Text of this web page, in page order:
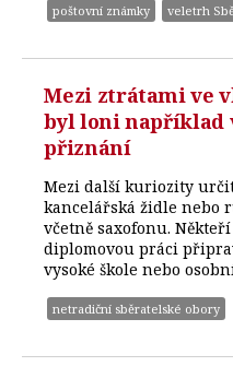
poštovní známky
veletrh
Mezi ztrátami ve
byl loni například
přiznání
Mezi další kuriozity
kancelářská židle nebo
včetně saxofonu.
diplomovou práci
vysoké škole nebo
netradiční sběratelské obory